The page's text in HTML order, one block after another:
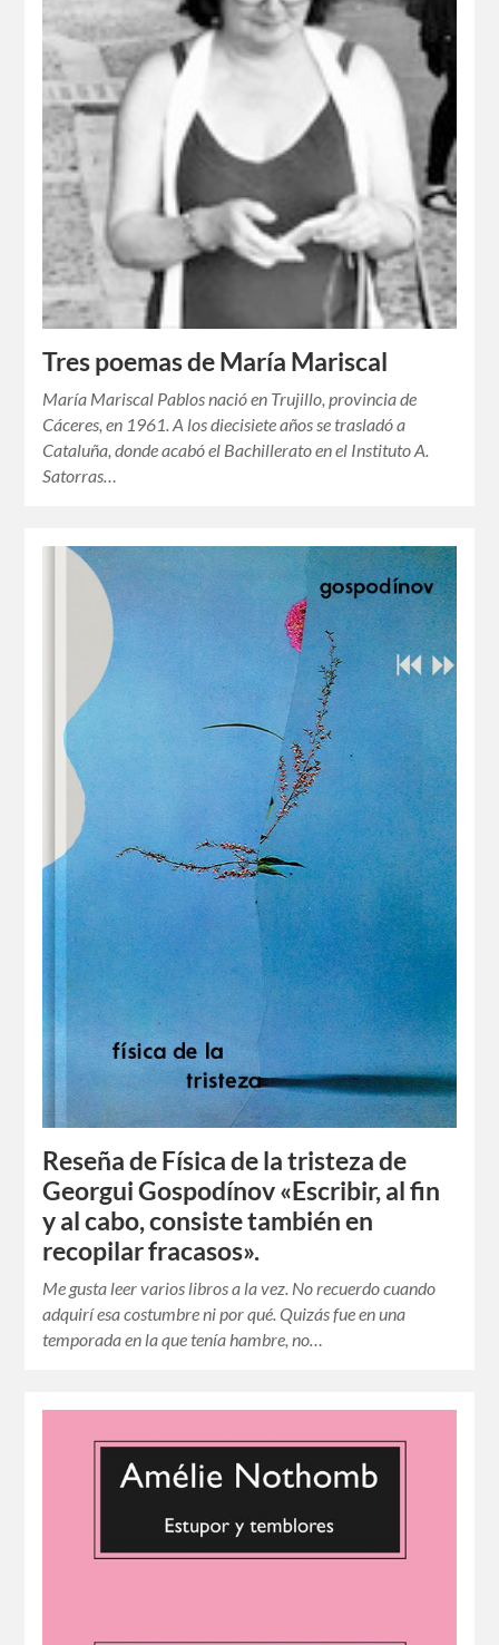
Tres poemas de María Mariscal
María Mariscal Pablos nació en Trujillo, provincia de
Cáceres, en 1961. A los diecisiete años se trasladó a
Cataluña, donde acabó el Bachillerato en el Instituto A.
Satorras…
Reseña de Física de la tristeza de
Georgui Gospodínov «Escribir, al fin
y al cabo, consiste también en
recopilar fracasos».
Me gusta leer varios libros a la vez. No recuerdo cuando
adquirí esa costumbre ni por qué. Quizás fue en una
temporada en la que tenía hambre, no…